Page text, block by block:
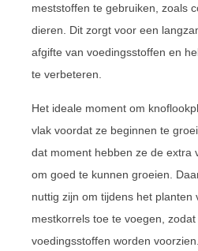
meststoffen te gebruiken, zoals
dieren. Dit zorgt voor een
afgifte van voedingsstoffen en
te verbeteren.
Het ideale moment om
vlak voordat ze beginnen te
dat moment hebben ze de extra
om goed te kunnen groeien.
nuttig zijn om tijdens het planten
mestkorrels toe te voegen,
voedingsstoffen worden voorzien.